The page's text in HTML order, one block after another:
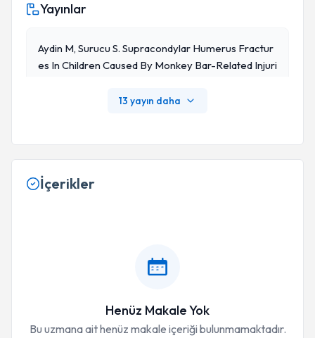
Yayınlar
Aydin M, Surucu S. Supracondylar Humerus Fractur
Es In Children Caused By Monkey Bar-Related Injuri
Mar 1;32(2):117-120. Doi: 10.1097/BPB.000000000
13 yayın daha
İçerikler
Henüz Makale Yok
Bu uzmana ait henüz makale içeriği bulunmamaktadır.